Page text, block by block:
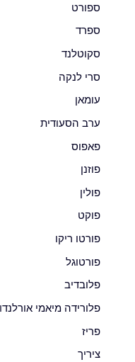
ספורט
ספרד
סקוטלנד
סרי לנקה
עומאן
ערב הסעודית
פאפוס
פוזנן
פולין
פוקט
פורטו ריקו
פורטוגל
פלובדיב
פלורידה מיאמי אורלנדו
פריז
ציריך